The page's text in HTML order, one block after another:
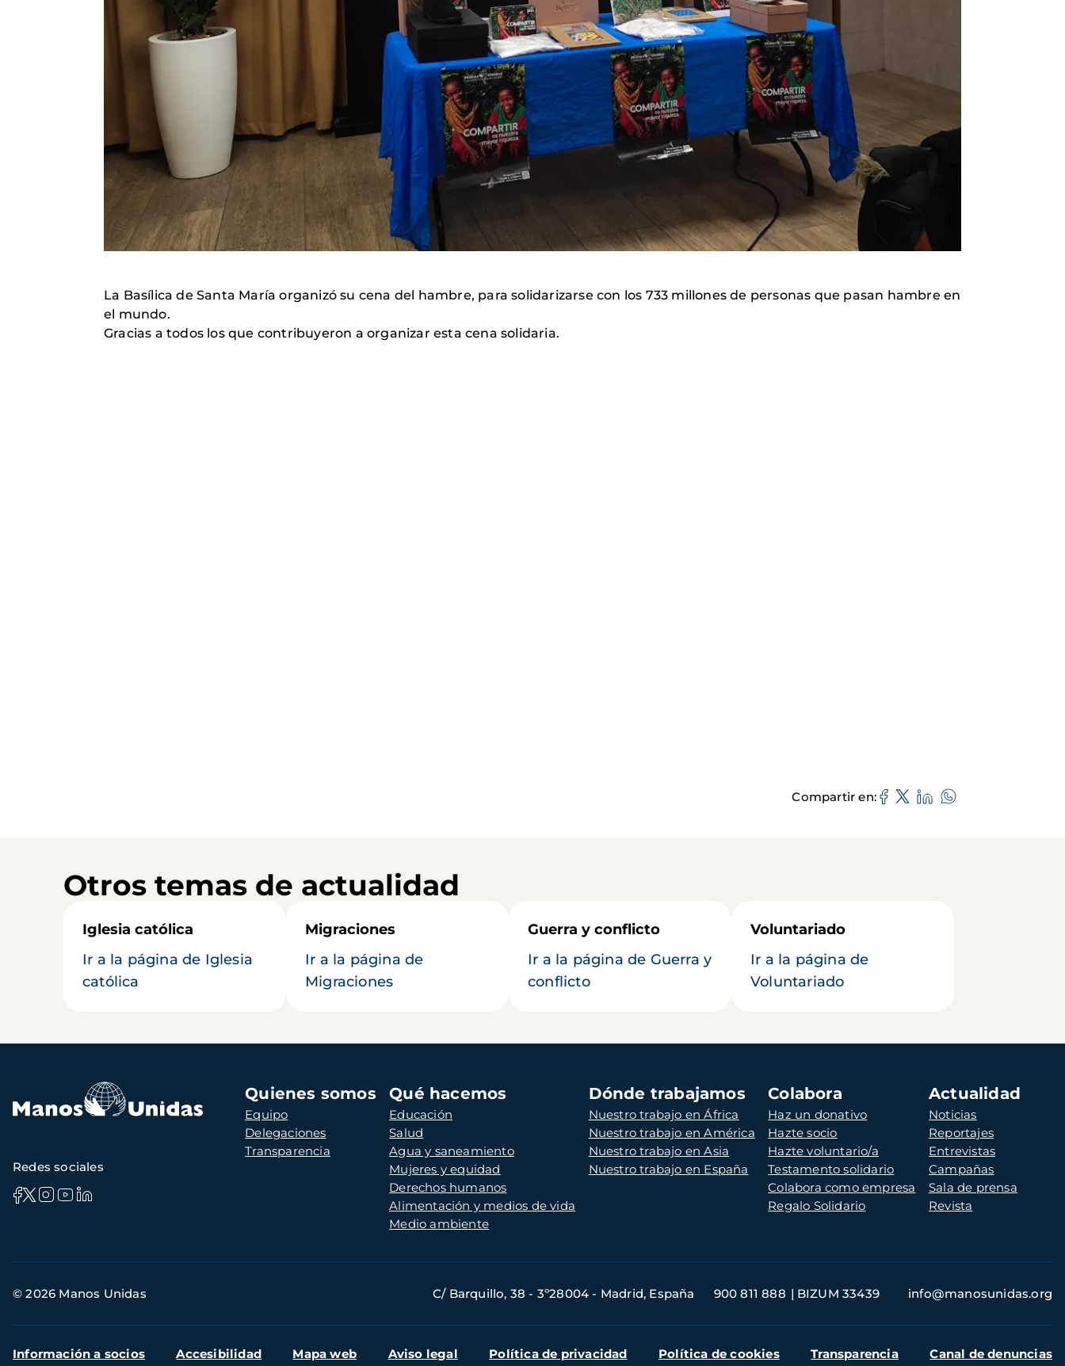
La Basílica de Santa María organizó su cena del hambre, para solidarizarse con los 733 millones de personas que pasan hambre en
el mundo.
Gracias a todos los que contribuyeron a organizar esta cena solidaria.
Compartir en
Otros temas de actualidad
Iglesia católica
Ir a la página de Iglesia
católica
Migraciones
Ir a la página de
Migraciones
Guerra y conflicto
Ir a la página de Guerra y
conflicto
Voluntariado
Ir a la página de
Voluntariado
Navegación
principal
Quienes somos
Equipo
Delegaciones
Transparencia
Qué hacemos
Educación
Salud
Agua y saneamiento
Mujeres y equidad
Derechos humanos
Alimentación y medios de vida
Medio ambiente
Dónde trabajamos
Nuestro trabajo en África
Nuestro trabajo en América
Nuestro trabajo en Asia
Nuestro trabajo en España
Colabora
Haz un donativo
Hazte socio
Hazte voluntario/a
Testamento solidario
Colabora como empresa
Regalo Solidario
Actualidad
Noticias
Reportajes
Entrevistas
Campañas
Sala de prensa
Revista
Redes sociales
de
© 2026 Manos Unidas C/ Barquillo, 38 - 3º28004 - Madrid, España 900 811 888 BIZUM 33439 info@manosunidas.org
Menú
Información a socios Accesibilidad Mapa web Aviso legal Política de privacidad Política de cookies Transparencia Canal de denuncias